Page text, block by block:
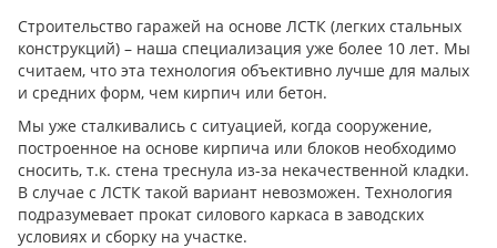
Строительство гаражей на основе ЛСТК (легких стальных
конструкций) – наша специализация уже более 10 лет. Мы
считаем, что эта технология объективно лучше для малых
и средних форм, чем кирпич или бетон.
Мы уже сталкивались с ситуацией, когда сооружение,
построенное на основе кирпича или блоков необходимо
сносить, т.к. стена треснула из-за некачественной кладки.
В случае с ЛСТК такой вариант невозможен. Технология
подразумевает прокат силового каркаса в заводских
условиях и сборку на участке.